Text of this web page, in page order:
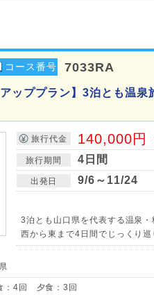
コース番号 7033RA
ッププラン】3泊とも温泉
旅行代金 140,000円
旅行期間 4日間
出発日 9/6～11/24
3泊とも山口県を代表する温泉
西から東まで4日間でじっくり
4回 夕食：3回